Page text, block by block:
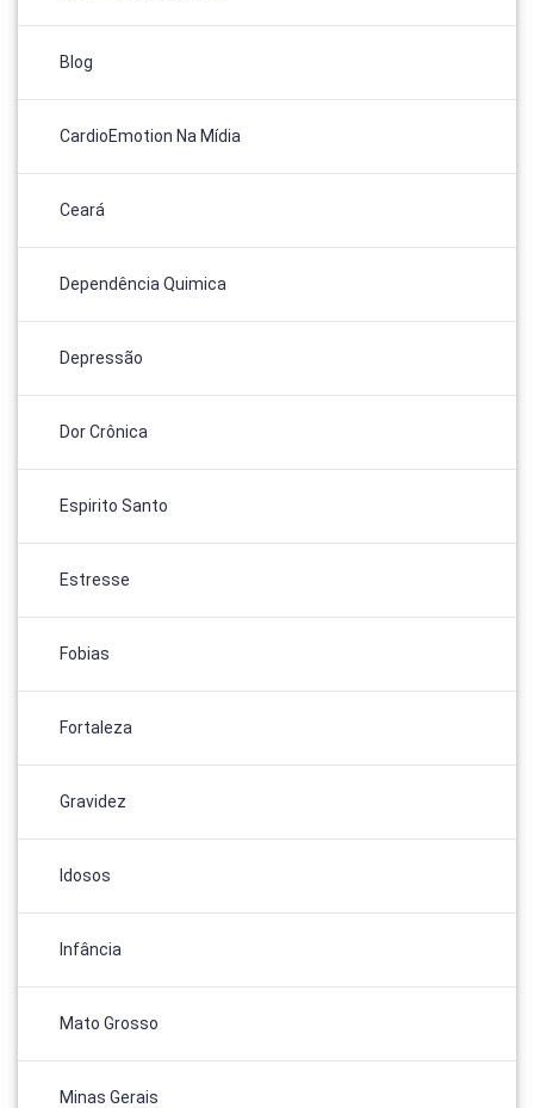
Blog
CardioEmotion Na Mídia
Ceará
Dependência Quimica
Depressão
Dor Crônica
Espirito Santo
Estresse
Fobias
Fortaleza
Gravidez
Idosos
Infância
Mato Grosso
Minas Gerais